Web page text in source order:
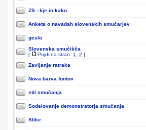
ZS - kje in kako
Anketa o navadah slovenskih smučarjev
geslo
Slovenska smučišča
[
Pojdi na stran: 1 2 ]
Zavijanje ratraka
Nova barva fontov
stil smučanja
Sodelovanje demonstratorja smučanja
Slike